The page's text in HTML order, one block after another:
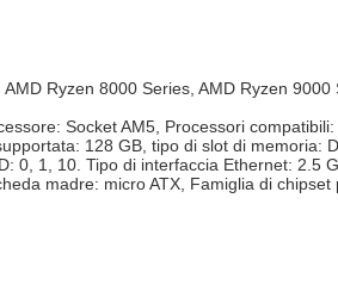
Ryzen 8000 Series, AMD Ryzen
Socket AM5, Processori
128 GB, tipo di slot di memoria:
0, 1, 10. Tipo di interfaccia Ethernet:
madre: micro ATX, Famiglia di chipset